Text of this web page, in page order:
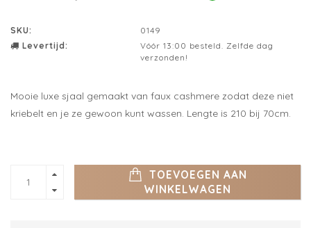
SKU:
0149
Levertijd:
Vóór 13:00 besteld. Zelfde dag
verzonden!
Mooie luxe sjaal gemaakt van faux cashmere zodat deze niet
kriebelt en je ze gewoon kunt wassen. Lengte is 210 bij 70cm.
TOEVOEGEN AAN
WINKELWAGEN